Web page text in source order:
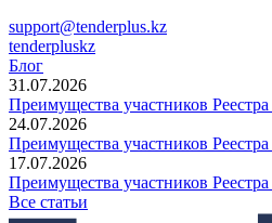
support@tenderplus.kz
tenderpluskz
Блог
31.07.2026
Преимущества участников
24.07.2026
Преимущества участников
17.07.2026
Преимущества участников
Все статьи